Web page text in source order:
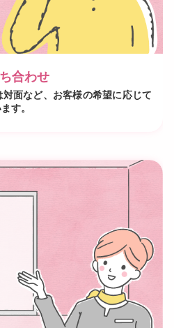
合わせ
面など、お客様の希望に応じて
す。